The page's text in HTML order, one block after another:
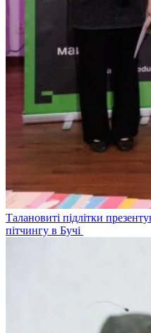
Талановиті підлітки
пітчингу в Бучі